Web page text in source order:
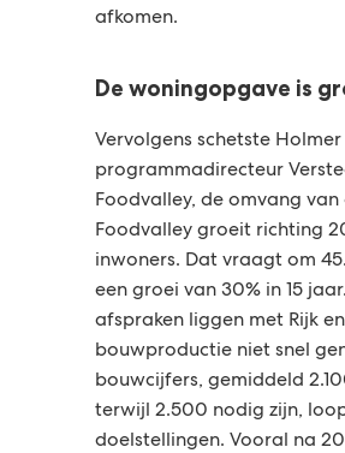
afkomen.
De woningopgave is
Vervolgens schetste
programmadirecteur
Foodvalley, de omvang
Foodvalley groeit richting
inwoners. Dat vraagt om
een groei van 30% in 15
afspraken liggen met Rijk
bouwproductie niet snel
bouwcijfers, gemiddeld
terwijl 2.500 nodig zijn,
doelstellingen. Vooral na